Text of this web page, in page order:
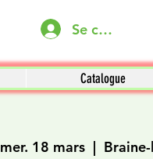
Se connecter
Catalogue
mer. 18 mars
  |